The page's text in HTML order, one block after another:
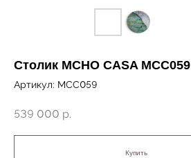
Столик MCHO CASA MCC059
Артикул: MCC059
539 000 р.
Купить